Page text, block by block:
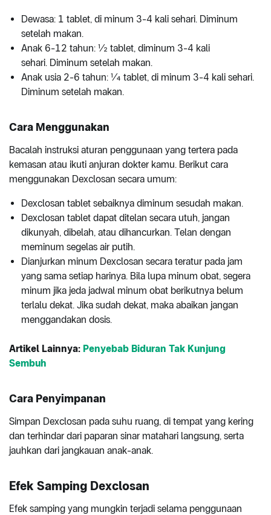
Dewasa: 1 tablet, di minum 3-4 kali sehari. Diminum
setelah makan.
Anak 6-12 tahun: ½ tablet, diminum 3-4 kali
sehari. Diminum setelah makan.
Anak usia 2-6 tahun: ¼ tablet, di minum 3-4 kali sehari.
Diminum setelah makan.
Cara Menggunakan
Bacalah instruksi aturan penggunaan yang tertera pada
kemasan atau ikuti anjuran dokter kamu. Berikut cara
menggunakan Dexclosan secara umum:
Dexclosan tablet sebaiknya diminum sesudah makan.
Dexclosan tablet dapat ditelan secara utuh, jangan
dikunyah, dibelah, atau dihancurkan. Telan dengan
meminum segelas air putih.
Dianjurkan minum Dexclosan secara teratur pada jam
yang sama setiap harinya. Bila lupa minum obat, segera
minum jika jeda jadwal minum obat berikutnya belum
terlalu dekat. Jika sudah dekat, maka abaikan jangan
menggandakan dosis.
Artikel Lainnya: Penyebab Biduran Tak Kunjung
Sembuh
Cara Penyimpanan
Simpan Dexclosan pada suhu ruang, di tempat yang kering
dan terhindar dari paparan sinar matahari langsung, serta
jauhkan dari jangkauan anak-anak.
Efek Samping Dexclosan
Efek samping yang mungkin terjadi selama penggunaan